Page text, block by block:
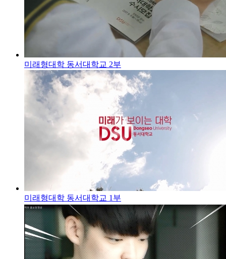
미래형대학 동서대학교 2부
미래형대학 동서대학교 1부